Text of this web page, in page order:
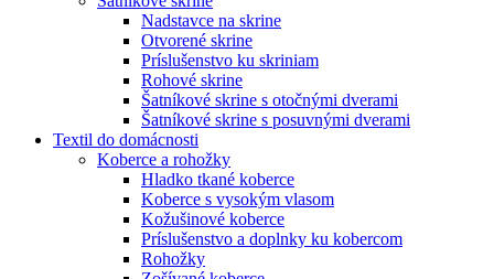
Nadstavce na skrine
Otvorené skrine
Príslušenstvo ku skriniam
Rohové skrine
Šatníkové skrine s otočnými dverami
Šatníkové skrine s posuvnými dverami
Textil do domácnosti
Koberce a rohožky
Hladko tkané koberce
Koberce s vysokým vlasom
Kožušinové koberce
Príslušenstvo a doplnky ku kobercom
Rohožky